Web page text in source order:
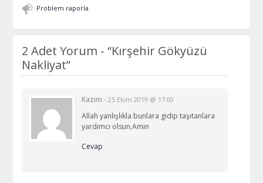
Problem raporla
2 Adet Yorum -“Kırşehir Gökyüzü
Nakliyat”
Kazım -25 Ekim 2019 @ 17:00
Allah yanlışlıkla bunlara gidip taşıtanlara
yardımcı olsun.Amin
Cevap